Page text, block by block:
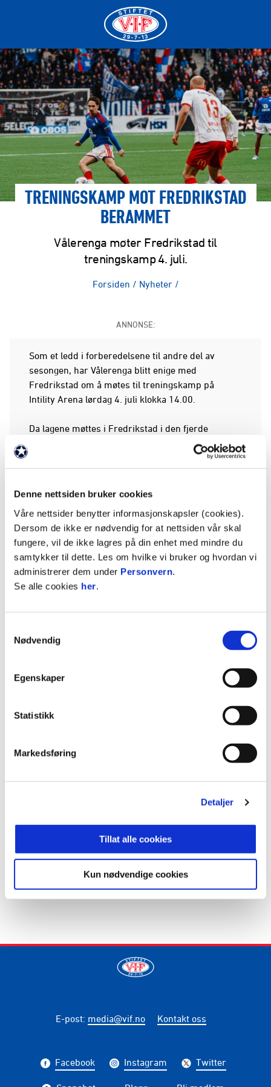
Denne nettsiden bruker cookies
Våre nettsider benytter informasjonskapsler (cookies).
Dersom de ikke er nødvendig for at nettsiden vår skal
fungere, vil de ikke lagres på din enhet med mindre du
samtykker til dette. Les om hvilke vi bruker og hvordan vi
administrerer dem under Personvern.
Se alle cookies her.
Nødvendig
Egenskaper
Statistikk
Markedsføring
Detaljer
Tillat alle cookies
Kun nødvendige cookies
TRENINGSKAMP MOT FREDRIKSTAD
BERAMMET
Vålerenga møter Fredrikstad til
treningskamp 4. juli.
Forsiden / Nyheter /
ANNONSE:
Som et ledd i forberedelsene til andre del av
sesongen, har Vålerenga blitt enige med
Fredrikstad om å møtes til treningskamp på
Intility Arena lørdag 4. juli klokka 14.00.
Da lagene møttes i Fredrikstad i den fjerde
serierunden i april, endte oppgjøret 1-1.
Kampen blir dentredje treningskampeni sommer,
Dørene åpner klokka 13.00, og det er kun
hovedtribunen som benyttes.
Billettpriser:
Voksne: 100 kr
Billettene kjøpes i døra
Kampen vises på Direktesport.
Toppbilde: Håkon Sjåtil i kampen mot Fredrikstad
på Intility Arena tidligere i år. Foto: Kim Eriksen.
, oppdatert: 09.07.2026
E-post: media@vif.no Kontakt oss
Facebook Instagram Twitter